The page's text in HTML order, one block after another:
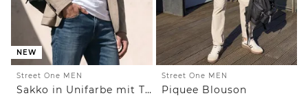
NEW
Street One MEN
Sakko in Unifarbe mit Taschen
Street One MEN
Piquee Blouson